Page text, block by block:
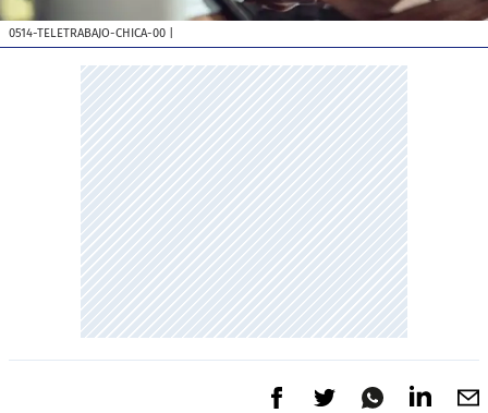
0514-TELETRABAJO-CHICA-00